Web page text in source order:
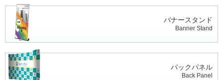
バナースタンド
Banner Stand
バックパネル
Back Panel